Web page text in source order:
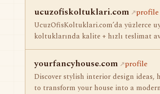
ucuzofiskoltuklari.com profile
UcuzOfisKoltuklari.com’da yüzlerce
koltuklarında kalite + hızlı teslimat
yourfancyhouse.com profile
Discover stylish interior design
to transform your house into a